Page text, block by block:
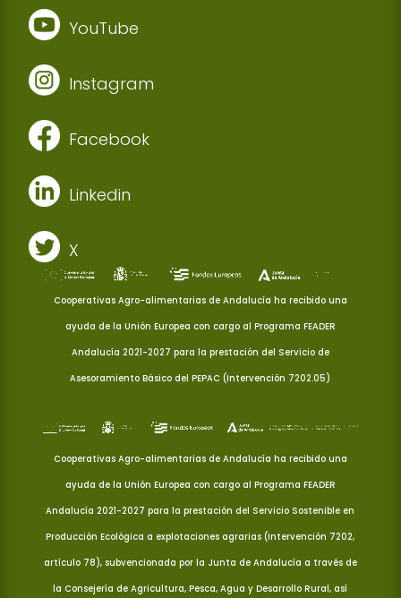
YouTube
Instagram
Facebook
Linkedin
X
Cooperativas Agro-alimentarias de Andalucía ha recibido una
ayuda de la Unión Europea con cargo al Programa FEADER
Andalucía 2021-2027 para la prestación del Servicio de
Asesoramiento Básico del PEPAC (Intervención 7202.05)
Cooperativas Agro-alimentarias de Andalucía ha recibido una
ayuda de la Unión Europea con cargo al Programa FEADER
Andalucía 2021-2027 para la prestación del Servicio Sostenible en
Producción Ecológica a explotaciones agrarias (Intervención 7202,
artículo 78), subvencionada por la Junta de Andalucía a través de
la Consejería de Agricultura, Pesca, Agua y Desarrollo Rural, así